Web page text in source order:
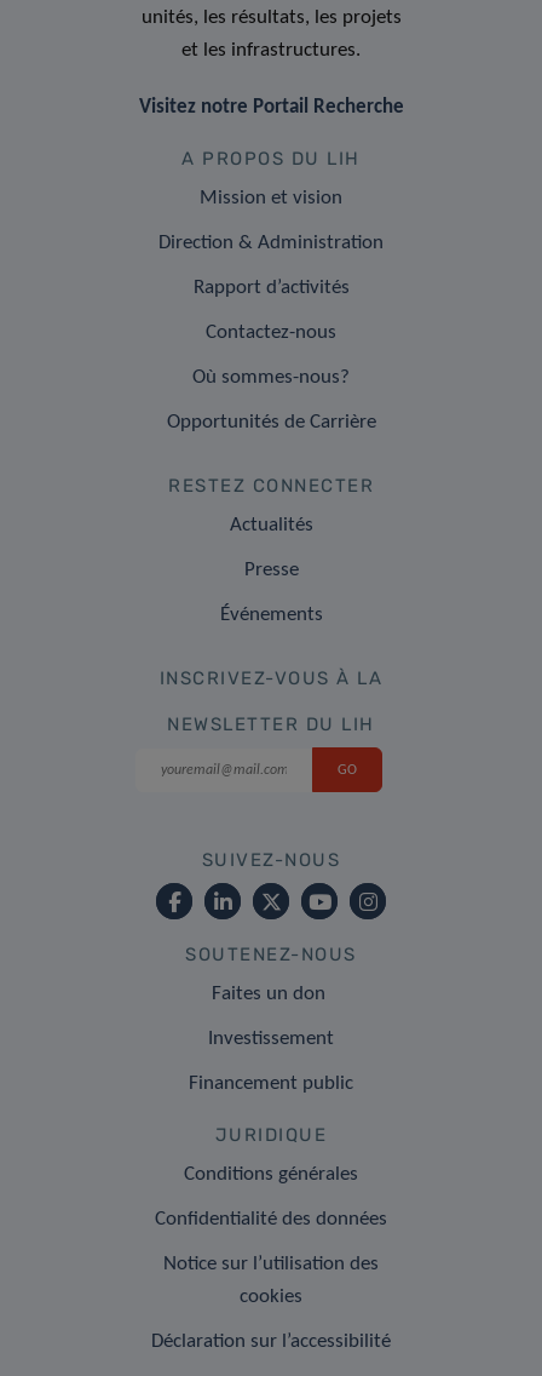
unités, les résultats, les projets
et les infrastructures.
Visitez notre Portail Recherche
A PROPOS DU LIH
Mission et vision
Direction & Administration
Rapport d’activités
Contactez-nous
Où sommes-nous?
Opportunités de Carrière
RESTEZ CONNECTER
Actualités
Presse
Événements
INSCRIVEZ-VOUS À LA
NEWSLETTER DU LIH
SUIVEZ-NOUS
SOUTENEZ-NOUS
Faites un don
Investissement
Financement public
JURIDIQUE
Conditions générales
Confidentialité des données
Notice sur l’utilisation des
cookies
Déclaration sur l’accessibilité